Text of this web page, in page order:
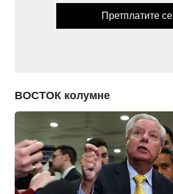
Претплатите се
ВОСТОК колумне